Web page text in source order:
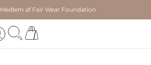
Medlem af Fair Wear Foundation